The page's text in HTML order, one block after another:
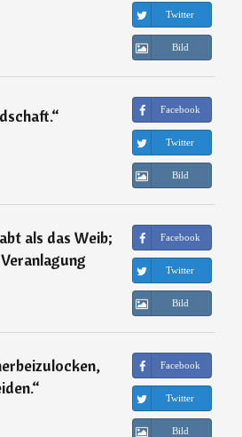
Twitter
Bild
“
Facebook
Twitter
Bild
als das Weib;
Facebook
Twitter
Bild
“
Facebook
Twitter
Bild